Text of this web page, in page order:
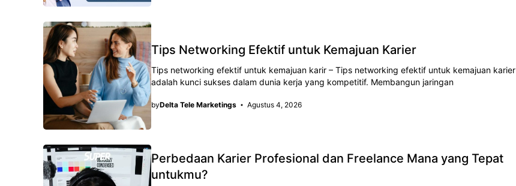
Tips Networking Efektif untuk Kemajuan Karier
Tips networking efektif untuk kemajuan karir – Tips networking efektif untuk kemajuan karier
adalah kunci sukses dalam dunia kerja yang kompetitif. Membangun jaringan
byDelta Tele Marketings Agustus 4, 2026
Perbedaan Karier Profesional dan Freelance Mana yang Tepat
untukmu?